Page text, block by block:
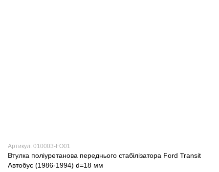
Артикул: 010003-FO01
Втулка поліуретанова переднього стабілізатора Ford Transit
Автобус (1986-1994) d=18 мм